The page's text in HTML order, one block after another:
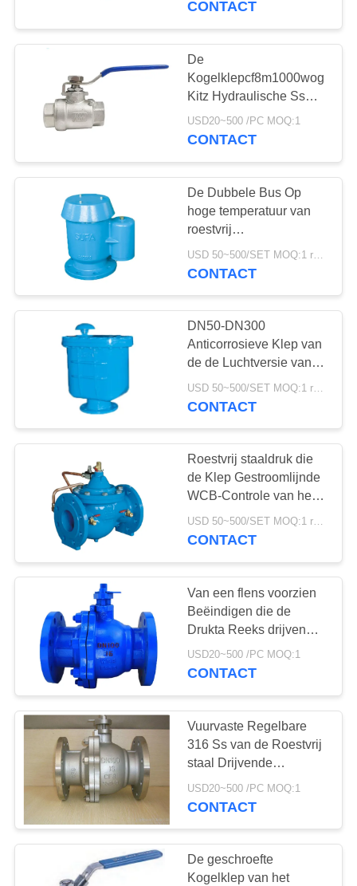
De klep van de
roestvrij
staalcontrole
8
Elektrische Motor In
werking gestelde
Klep
pneumatische in
werking gestelde
klep
5
Digitaal
Klepinstelmechanisme
De Klep van de
Rexrothsolenoïde
14
CONTACT
De
Kogelklepcf8m1000wog
Kitz Hydraulische Ss
van het waterroestvrije
staal Draadbsp
USD20~500 /PC MOQ:1
CONTACT
De Dubbele Bus Op
hoge temperatuur van
roestvrij
staalKogelkleppen voor
Luchtversie
CONTACT
DN50-DN300
Anticorrosieve Klep van
de de Luchtversie van
de roestvrij
staalKogelklep de
USD 50~500/SET MOQ:1 reeks
CONTACT
Roestvrij staaldruk die
de Klep Gestroomlijnde
WCB-Controle van het
Lichaamsdiafragma
verminderen
USD 50~500/SET MOQ:1 reeks
CONTACT
Van een flens voorzien
Beëindigen die de
Drukta Reeks drijven
van de Roestvrij
staalKogelklep 150LB
USD20~500 /PC MOQ:1
CONTACT
Vuurvaste Regelbare
316 Ss van de Roestvrij
staal Drijvende
Kogelklep Kogelklep
USD20~500 /PC MOQ:1
CONTACT
De geschroefte
Kogelklep van het